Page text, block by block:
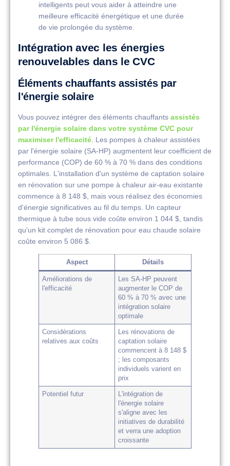
intelligents peut vous aider à atteindre une
meilleure efficacité énergétique et une durée
de vie prolongée du système.
Intégration avec les énergies
renouvelables dans le CVC
Éléments chauffants assistés par
l'énergie solaire
Vous pouvez intégrer des éléments chauffants assistés
par l'énergie solaire dans votre système CVC pour
maximiser l'efficacité . Les pompes à chaleur assistées
par l'énergie solaire (SA-HP) augmentent leur coefficient de
performance (COP) de 60 % à 70 % dans des conditions
optimales. L'installation d'un système de captation solaire
en rénovation sur une pompe à chaleur air-eau existante
commence à 8 148 $, mais vous réalisez des économies
d'énergie significatives au fil du temps. Un capteur
thermique à tube sous vide coûte environ 1 044 $, tandis
qu'un kit complet de rénovation pour eau chaude solaire
coûte environ 5 086 $.
Aspect Détails
Améliorations de
l'efficacité
Les SA-HP peuvent
augmenter le COP de
60 % à 70 % avec une
intégration solaire
optimale
Considérations
relatives aux coûts
Les rénovations de
captation solaire
commencent à 8 148 $
; les composants
individuels varient en
prix
Potentiel futur
L'intégration de
l'énergie solaire
s'aligne avec les
initiatives de durabilité
et verra une adoption
croissante